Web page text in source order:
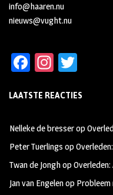
info@haaren.nu
nieuws@vught.nu
Fa
b
oo
k
In
ag
m
tt
LAATSTE REACTIES
Nelleke de bresserop
Peter Tuerlings op
Twan de Jonghop
Jan van Engelenop